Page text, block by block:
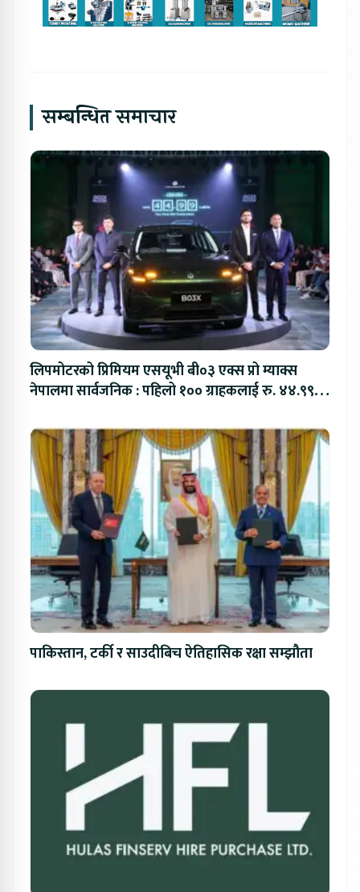
सम्बन्धित समाचार
लिपमोटरको प्रिमियम एसयूभी बी०३ एक्स प्रो म्याक्स
नेपालमा सार्वजनिक : पहिलो १०० ग्राहकलाई रु. ४४.९९
पाकिस्तान, टर्की र साउदीबिच ऐतिहासिक रक्षा सम्झौता